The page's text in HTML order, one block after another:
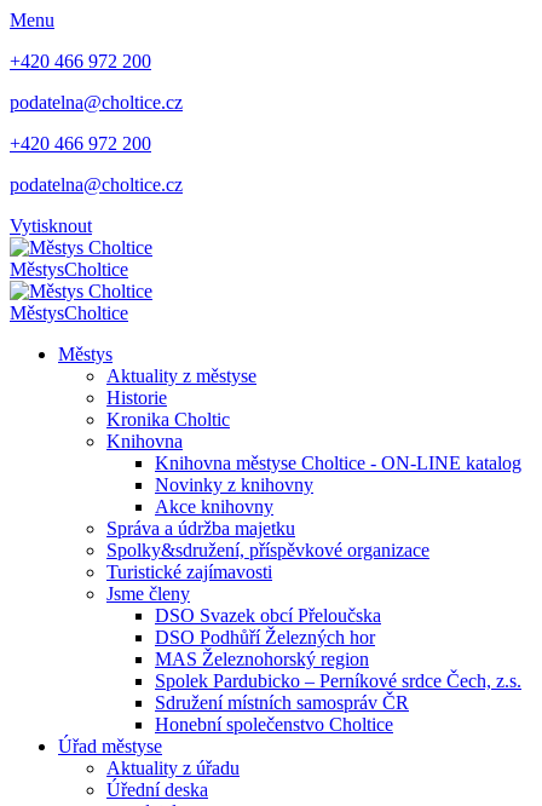
Menu
+420 466 972 200
podatelna@choltice.cz
+420 466 972 200
podatelna@choltice.cz
Vytisknout
MěstysCholtice
MěstysCholtice
Městys
Aktuality z městyse
Historie
Kronika Choltic
Knihovna
Knihovna městyse Choltice - ON-LINE katalog
Novinky z knihovny
Akce knihovny
Správa a údržba majetku
Spolky&sdružení, příspěvkové organizace
Turistické zajímavosti
Jsme členy
DSO Svazek obcí Přeloučska
DSO Podhůří Železných hor
MAS Železnohorský region
Spolek Pardubicko – Perníkové srdce Čech, z.s.
Sdružení místních samospráv ČR
Honební společenstvo Choltice
Úřad městyse
Aktuality z úřadu
Úřední deska